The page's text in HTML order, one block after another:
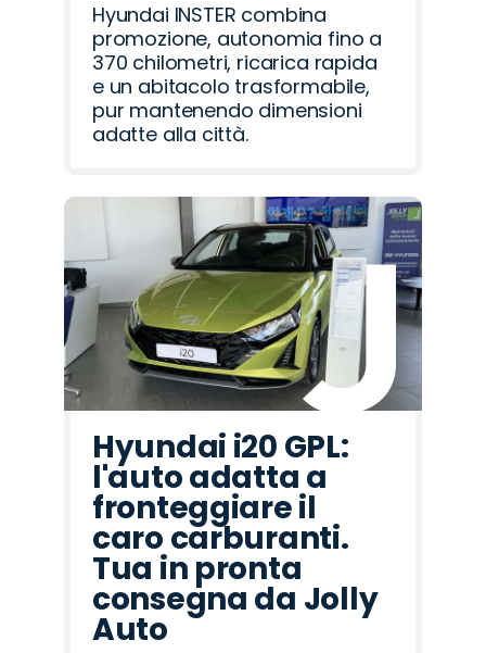
Hyundai INSTER combina
promozione, autonomia fino a
370 chilometri, ricarica rapida
e un abitacolo trasformabile,
pur mantenendo dimensioni
adatte alla città.
Hyundai i20 GPL:
l'auto adatta a
fronteggiare il
caro carburanti.
Tua in pronta
consegna da Jolly
Auto